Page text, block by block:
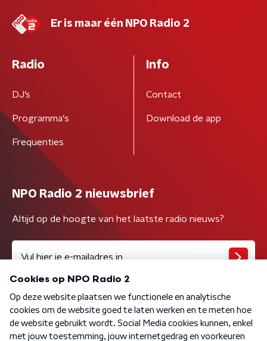
Er is maar één NPO Radio 2
Radio
DJ’s
Programma's
Frequenties
Info
Contact
Download de app
NPO Radio 2 nieuwsbrief
Altijd op de hoogte van het laatste radio nieuws?
Algemene voorwaarden